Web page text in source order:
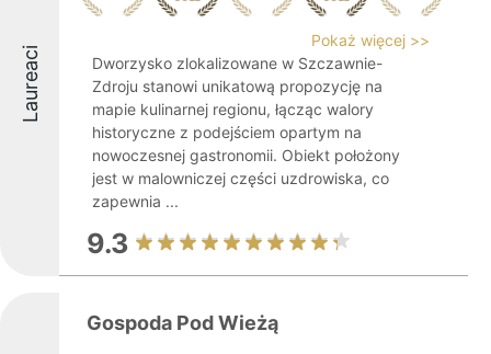
Laureaci
Pokaż więcej >>
Dworzysko zlokalizowane w Szczawnie-
Zdroju stanowi unikatową propozycję na
mapie kulinarnej regionu, łącząc walory
historyczne z podejściem opartym na
nowoczesnej gastronomii. Obiekt położony
jest w malowniczej części uzdrowiska, co
zapewnia ...
9.3
Gospoda Pod Wieżą